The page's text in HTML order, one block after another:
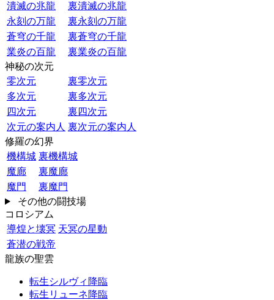
潰滅の兆龍
裏潰滅の兆龍
永刻の万龍
裏永刻の万龍
蒼穹の千龍
裏蒼穹の千龍
業炎の百龍
裏業炎の百龍
神秘の次元
零次元
裏零次元
多次元
裏多次元
四次元
裏四次元
次元の案内人 裏次元の案内人
修羅の幻界
機構城 裏機構城
魔廊
裏魔廊
魔門
裏魔門
その他の闘技場
コロシアム
導煌と壊冥 天冥の星動
蒼潜の戦帝
龍族の聖雲
転生シルヴィ降臨
転生リューネ降臨